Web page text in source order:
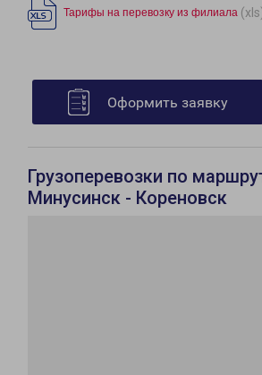
Тарифы на перевозку из филиала
Оформить заявку
Грузоперевозки по
Минусинск - Кореновск